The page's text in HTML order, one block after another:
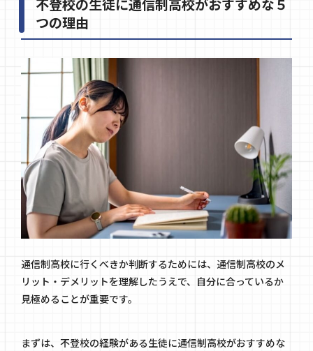
不登校の生徒に通信制高校がおすすめな５
つの理由
通信制高校に行くべきか判断するためには、通信制高校のメ
リット・デメリットを理解したうえで、自分に合っているか
見極めることが重要です。
まずは、不登校の経験がある生徒に通信制高校がおすすめな